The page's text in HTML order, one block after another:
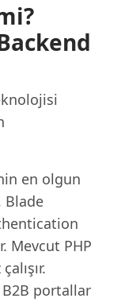
en olgun
Blade
Mevcut PHP
portallar